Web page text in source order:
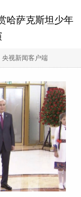
哈萨克斯坦少年
视新闻客户端